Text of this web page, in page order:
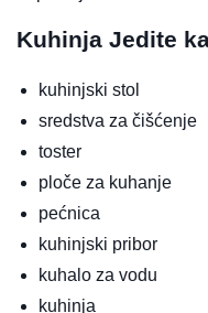
Kuhinja Jedite
kuhinjski stol
sredstva za čišćenje
toster
ploče za kuhanje
pećnica
kuhinjski pribor
kuhalo za vodu
kuhinja